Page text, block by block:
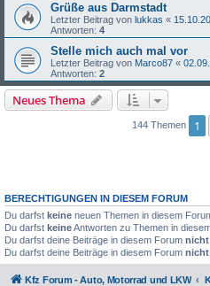
Grüße aus Darmstadt
Letzter Beitrag von lukkas «
Antworten: 4
Stelle mich auch mal vor
Letzter Beitrag von Marco87 «
Antworten: 2
Neues Thema
144 Themen 1
BERECHTIGUNGEN IN DIESEM FORUM
Du darfst keine neuen Themen in diesem
Du darfst keineAntworten zu Themen in
Du darfst deine Beiträge in diesem Forum nicht
Du darfst deine Beiträge in diesem Forum nicht
Kfz Forum - Auto, Motorrad und LKW